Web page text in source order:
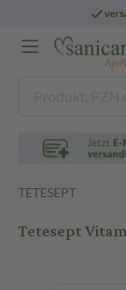
TETESEPT
Tetesept